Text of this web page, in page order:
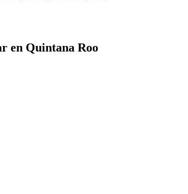
en Quintana Roo